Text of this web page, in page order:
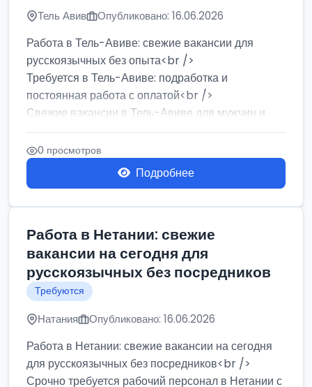
Тель Авив Опубликовано: 16.06.2026
Работа в Тель-Авиве: свежие вакансии для
русскоязычных без опыта<br />
Требуется в Тель-Авиве: подработка и
постоянная работа с оплатой<br />
Свежие вакансии в Тель-Авиве для мужчин и
женщин от хозя...
0 просмотров
Подробнее
Работа в Нетании: свежие
вакансии на сегодня для
русскоязычных без посредников
Требуются
Натания Опубликовано: 16.06.2026
Работа в Нетании: свежие вакансии на сегодня
для русскоязычных без посредников<br />
Срочно требуется рабочий персонал в Нетании с